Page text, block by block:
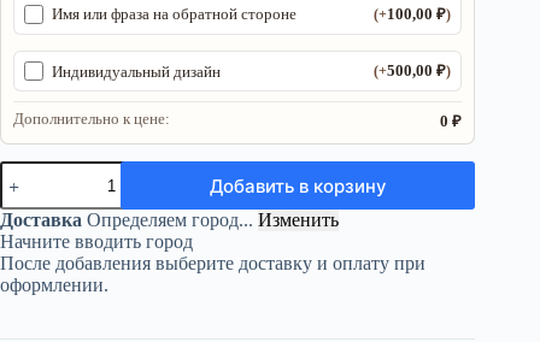
Имя или фраза на обратной стороне (+100,00₽)
Индивидуальный дизайн (+500,00₽)
Дополнительно к цене: 0 ₽
Количество
товара
Органайзер
ДнД
«Кровавый
охотник
Шкатулка»
дерево
Добавить в корзину
Доставка Определяем город... Изменить
Начните вводить город
После добавления выберите доставку и оплату при
оформлении.